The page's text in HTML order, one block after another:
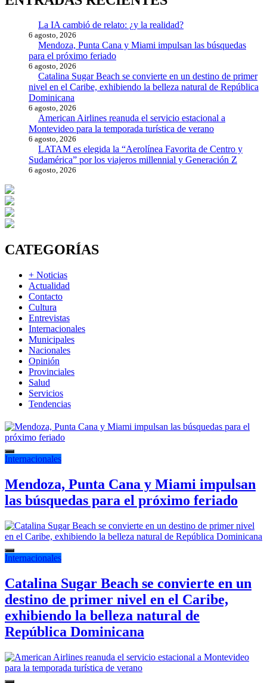
La IA cambió de relato: ¿y la realidad?
6 agosto, 2026
Mendoza, Punta Cana y Miami impulsan las búsquedas
para el próximo feriado
6 agosto, 2026
Catalina Sugar Beach se convierte en un destino de primer
nivel en el Caribe, exhibiendo la belleza natural de República
Dominicana
6 agosto, 2026
American Airlines reanuda el servicio estacional a
Montevideo para la temporada turística de verano
6 agosto, 2026
LATAM es elegida la “Aerolínea Favorita de Centro y
Sudamérica” por los viajeros millennial y Generación Z
6 agosto, 2026
CATEGORÍAS
+ Noticias
Actualidad
Contacto
Cultura
Entrevistas
Internacionales
Municipales
Nacionales
Opinión
Provinciales
Salud
Servicios
Tendencias
Internacionales
Mendoza, Punta Cana y Miami impulsan
las búsquedas para el próximo feriado
Internacionales
Catalina Sugar Beach se convierte en un
destino de primer nivel en el Caribe,
exhibiendo la belleza natural de
República Dominicana